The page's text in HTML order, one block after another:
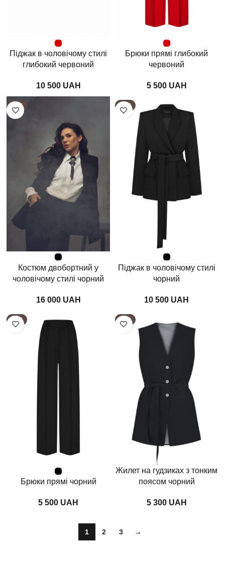
Піджак в чоловічому стилі
глибокий червоний
UAH
Брюки прямі глибокий
червоний
UAH
HOT
Костюм двобортний у
чоловічому стилі чорний
UAH
HOT
Піджак в чоловічому стилі
чорний
UAH
HOT
Брюки прямі чорний
UAH
HOT
Жилет на гудзиках з тонким
поясом чорний
UAH
1 2 3 →